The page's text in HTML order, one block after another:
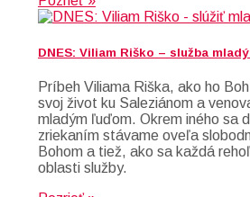
DNES: Viliam Riško – služba
Príbeh Viliama Riška, ako ho
svoj život ku Saleziánom a
mladým ľuďom. Okrem iného sa
zriekaním stávame oveľa
Bohom a tiež, ako sa každá
oblasti služby.